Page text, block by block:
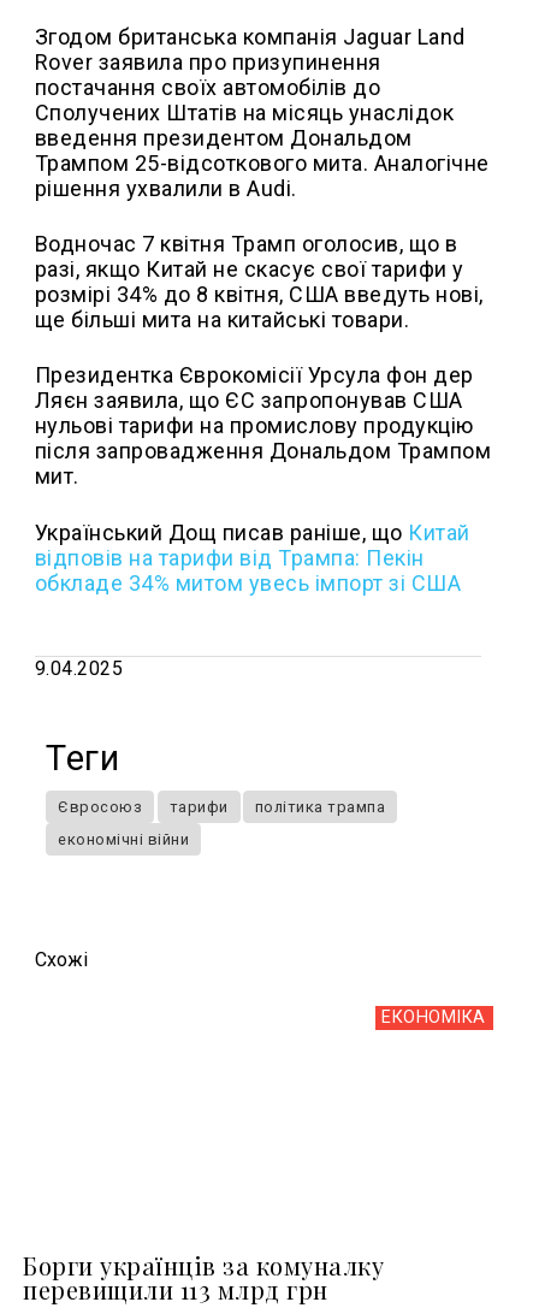
Згодом британська компанія Jaguar Land
Rover заявила про призупинення
постачання своїх автомобілів до
Сполучених Штатів на місяць унаслідок
введення президентом Дональдом
Трампом 25-відсоткового мита. Аналогічне
рішення ухвалили в Audi.
Водночас 7 квітня Трамп оголосив, що в
разі, якщо Китай не скасує свої тарифи у
розмірі 34% до 8 квітня, США введуть нові,
ще більші мита на китайські товари.
Президентка Єврокомісії Урсула фон дер
Ляєн заявила, що ЄС запропонував США
нульові тарифи на промислову продукцію
після запровадження Дональдом Трампом
мит.
Український Дощ писав раніше, що Китай
відповів на тарифи від Трампа: Пекін
обкладе 34% митом увесь імпорт зі США
9.04.2025
Теги
Євросоюз тарифи
політика трампа
економічні війни
Схожi
ЕКОНОМІКА
Борги українців за комуналку
перевищили 113 млрд грн